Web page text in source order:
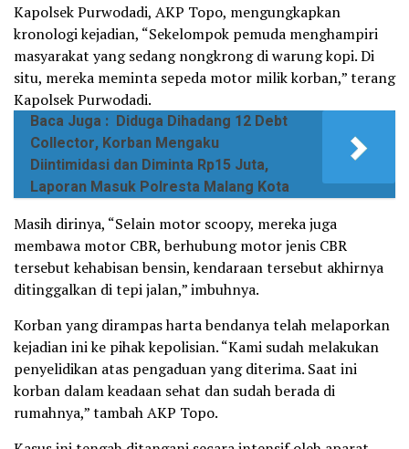
Kapolsek Purwodadi, AKP Topo, mengungkapkan
kronologi kejadian, “Sekelompok pemuda menghampiri
masyarakat yang sedang nongkrong di warung kopi. Di
situ, mereka meminta sepeda motor milik korban,” terang
Kapolsek Purwodadi.
Baca Juga : Diduga Dihadang 12 Debt
Collector, Korban Mengaku
Diintimidasi dan Diminta Rp15 Juta,
Laporan Masuk Polresta Malang Kota
Masih dirinya, “Selain motor scoopy, mereka juga
membawa motor CBR, berhubung motor jenis CBR
tersebut kehabisan bensin, kendaraan tersebut akhirnya
ditinggalkan di tepi jalan,” imbuhnya.
Korban yang dirampas harta bendanya telah melaporkan
kejadian ini ke pihak kepolisian. “Kami sudah melakukan
penyelidikan atas pengaduan yang diterima. Saat ini
korban dalam keadaan sehat dan sudah berada di
rumahnya,” tambah AKP Topo.